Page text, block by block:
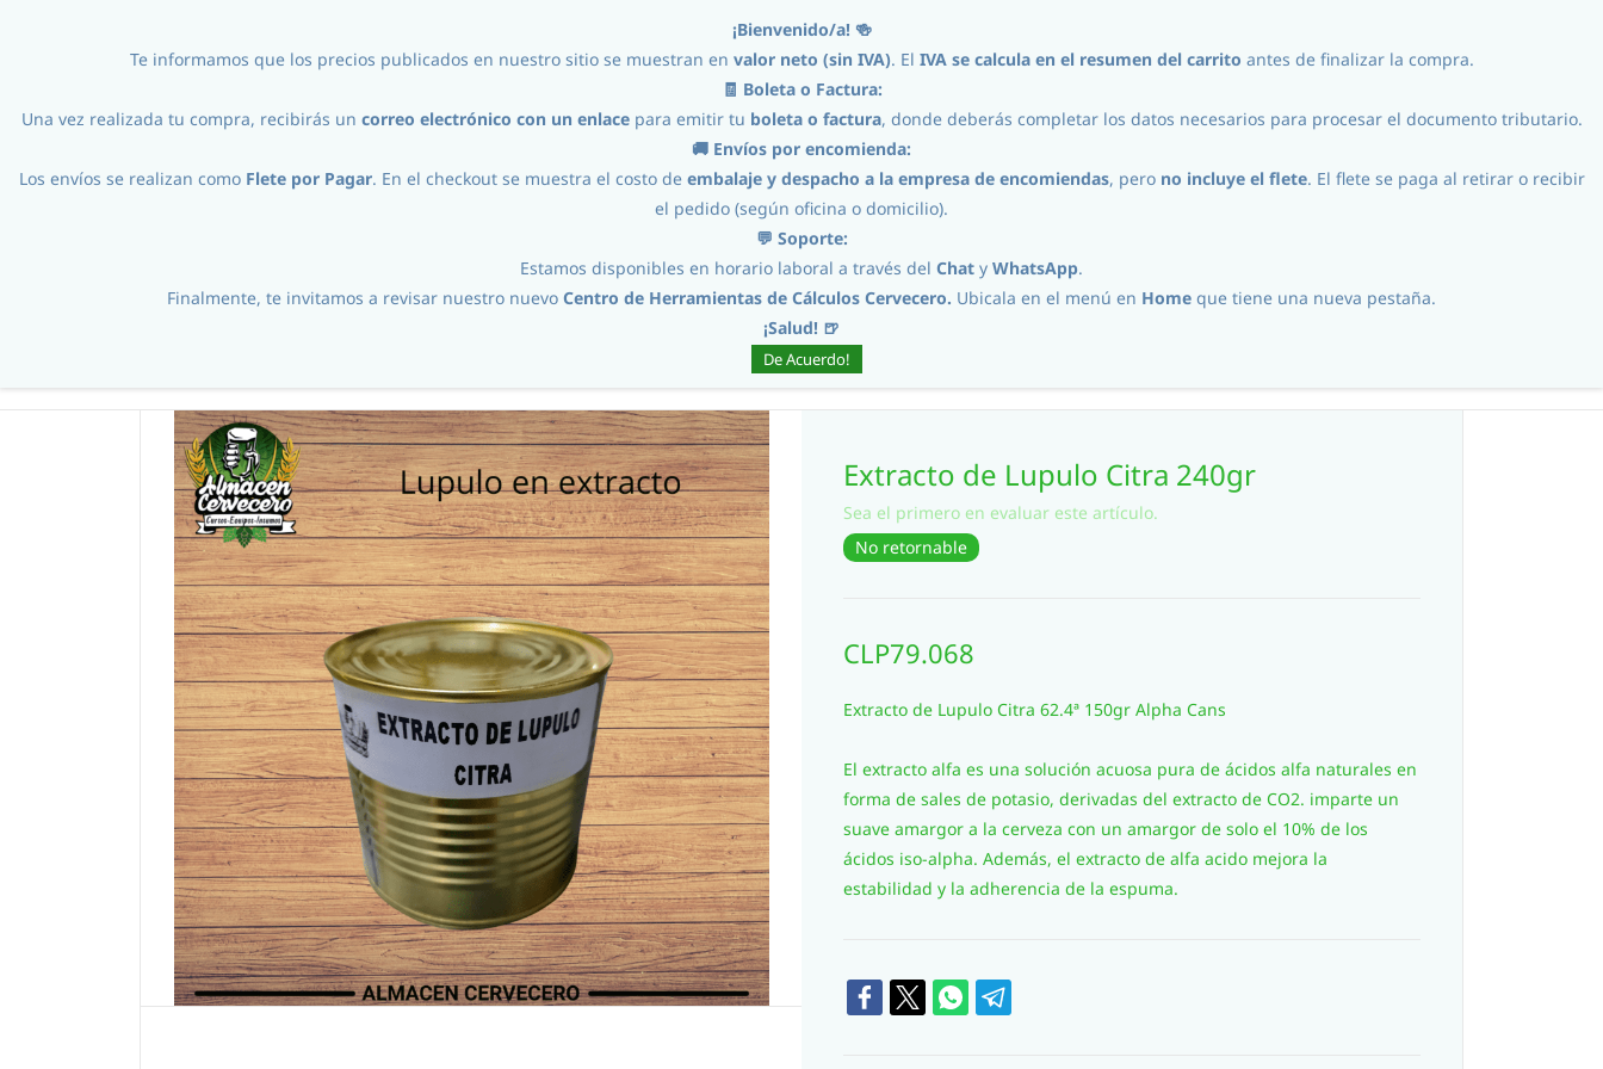
Home
Extracto de Lupulo Citra 240gr
Sea el primero en evaluar este artículo.
No retornable
CLP79.068
Extracto de Lupulo Citra 62.4ª 150gr Alpha Cans
El extracto alfa es una solución acuosa pura de ácidos alfa naturales en
forma de sales de potasio, derivadas del extracto de CO2. imparte un
suave amargor a la cerveza con un amargor de solo el 10% de los
ácidos iso-alpha. Además, el extracto de alfa acido mejora la
estabilidad y la adherencia de la espuma.
¡Bienvenido/a! 🍻
Te informamos que los precios publicados en nuestro sitio se muestran en valor neto (sin IVA). El IVA se calcula en el resumen del carrito antes de finalizar la compra.
🧾 Boleta o Factura:
Una vez realizada tu compra, recibirás un correo electrónico con un enlacepara emitir tu boleta o factura, donde deberás completar los datos necesarios para procesar el documento tributario.
🚚 Envíos por encomienda:
Los envíos se realizan como Flete por Pagar. En el checkout se muestra el costo de embalaje y despacho a la empresa de encomiendas, pero no incluye el flete. El flete se paga al retirar o recibir
el pedido (según oficina o domicilio).
💬 Soporte:
Estamos disponibles en horario laboral a través del Chat y WhatsApp.
Finalmente, te invitamos a revisar nuestro nuevo Centro de Herramientas de Cálculos Cervecero. Ubicala en el menú en Home que tiene una nueva pestaña.
¡Salud! 🍺
De Acuerdo!